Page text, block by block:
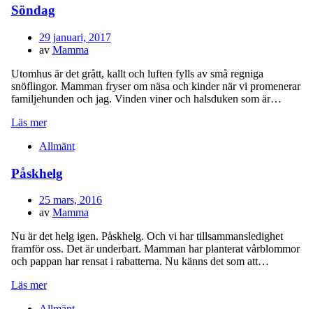
Söndag
Publicerad
den
29 januari, 2017
av Mamma
Utomhus är det grått, kallt och luften fylls av små regniga
snöflingor. Mamman fryser om näsa och kinder när vi promenerar
familjehunden och jag. Vinden viner och halsduken som är…
Läs mer
Allmänt
Påskhelg
Publicerad
den
25 mars, 2016
av Mamma
Nu är det helg igen. Påskhelg. Och vi har tillsammansledighet
framför oss. Det är underbart. Mamman har planterat vårblommor
och pappan har rensat i rabatterna. Nu känns det som att…
Läs mer